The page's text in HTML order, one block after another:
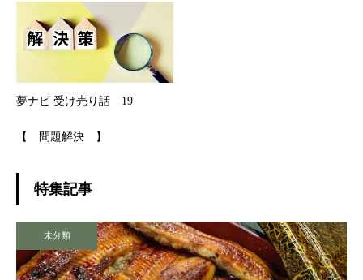
夢ナビ 受け売り話 19
【 問題解決 】
特集記事
未分類